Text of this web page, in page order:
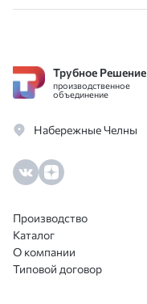
Трубное Решение
производственное
объединение
Набережные Челны
Производство
Каталог
О компании
Типовой договор